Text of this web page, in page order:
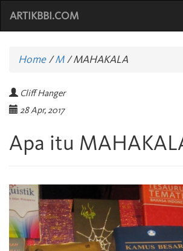
ARTIKBBI.COM
Home/M /MAHAKALA
Cliff Hanger
28 Apr, 2017
Apa itu